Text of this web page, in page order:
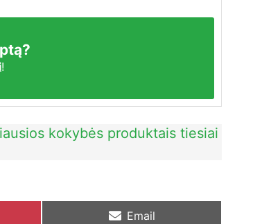
!
kokybės produktais tiesiai
Share
Email